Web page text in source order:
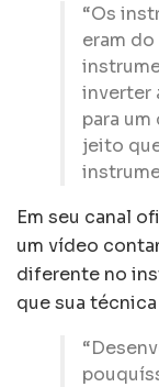
“Os
eram do
inverter
para
jeito
Em seu canal
um vídeo
diferente no
que sua